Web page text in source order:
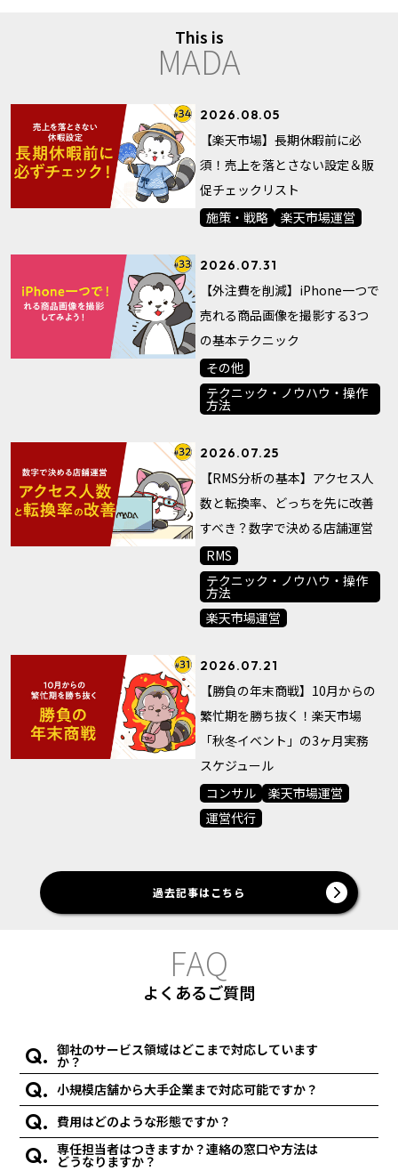
MADA
This is
2026.08.05
【楽天市場】長期休暇前に必
須！売上を落とさない設定＆販
促チェックリスト
施策・戦略
楽天市場運営
2026.07.31
【外注費を削減】iPhone一つで
売れる商品画像を撮影する3つ
の基本テクニック
その他
テクニック・ノウハウ・操作
方法
2026.07.25
【RMS分析の基本】アクセス人
数と転換率、どっちを先に改善
すべき？数字で決める店舗運営
RMS
テクニック・ノウハウ・操作
方法
楽天市場運営
2026.07.21
【勝負の年末商戦】10月からの
繁忙期を勝ち抜く！楽天市場
「秋冬イベント」の3ヶ月実務
スケジュール
コンサル
楽天市場運営
運営代行
過去記事はこちら
FAQ
よくあるご質問
御社のサービス領域はどこまで対応しています
か？
小規模店舗から大手企業まで対応可能ですか？
費用はどのような形態ですか？
専任担当者はつきますか？連絡の窓口や方法は
どうなりますか？